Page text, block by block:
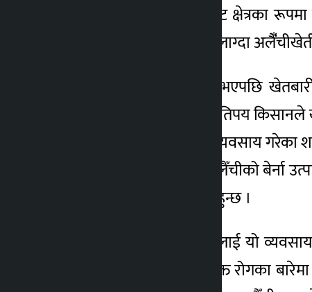
काठमाडौँ। अलैँचीको पकेट क्षेत्रका
कुहिने, पात डढ्ने र फल नलाग्दा
विगतमा पर्याप्त आम्दानी भएपछि
अलैँचीमा रोग लागेपछि कतिपय किसानले
पन्ध्र वर्षअघिदेखि अलैँची व्यवसाय
लागेपछि सखाप भयो । अलैँचीको बेर्ना
तयारी अलैँची बिक्री नै गर्नुहुन्छ ।
जिल्लाका अलैँची किसानलाई यो
छन्। अलैँचीमा लागेको उक्त रोगका